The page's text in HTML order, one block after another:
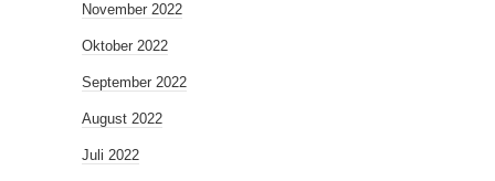
November 2022
Oktober 2022
September 2022
August 2022
Juli 2022